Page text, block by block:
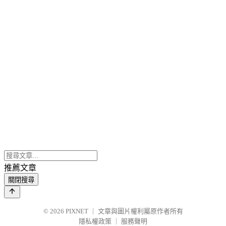
推薦文章
關閉搜尋
© 2026 PIXNET
文章與圖片權利屬原作者所有
隱私權政策
服務聲明